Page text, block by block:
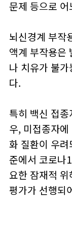
문제 등으로
뇌신경계 부작
액계 부작용은
나 치유가 불
다.
특히 백신 접
우, 미접종자
화 질환이 우
준에서 코로나
요한 잠재적
평가가 선행되